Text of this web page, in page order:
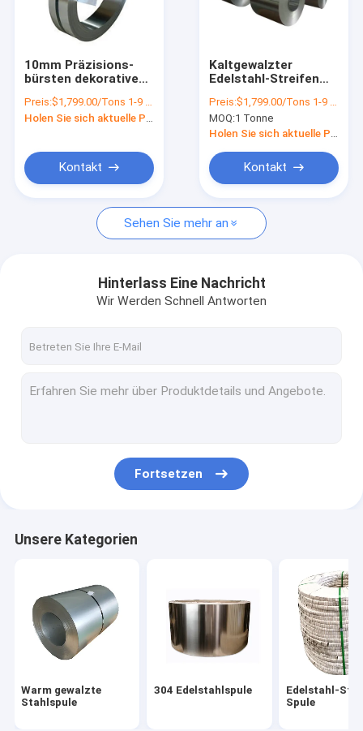
Fabrik-Ausflug
Fälle
Warm gewalzte Stahlspule
Edelstahl-Streifen-Spule
Spule des legierten Stahls
Edelstahlblech-Spule
SS schweißten Rohr
Edelstahlstreifen
Edelstahlblech
Edelstahl-Metallplatten
10mm Präzisions-
bürsten dekorative
201 304 304L 316
316L 410 1mm
Preis:$1,799.00/Tons 1-9 Tons
Kontakt
Kaltgewalzter
Edelstahl-Streifen
0.2mm 0.3mm 0.8mm
1mm
Preis:$1,799.00/Tons 1-9 Tons
MOQ:1 Tonne
Holen Sie sich aktuelle Preis
Kontakt
Sehen Sie mehr an
Hinterlass Eine Nachricht
Wir Werden Schnell Antworten
Fortsetzen
Unsere Kategorien
Warm gewalzte
Stahlspule
304 Edelstahlspule
Edelstahl-
Spule